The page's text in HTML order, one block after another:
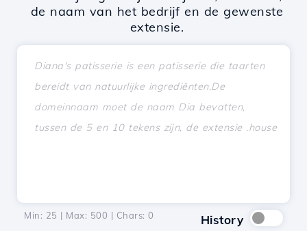
de naam van het bedrijf en de gewenste
extensie.
Min: 25 | Max: 500 | Chars: 0 History